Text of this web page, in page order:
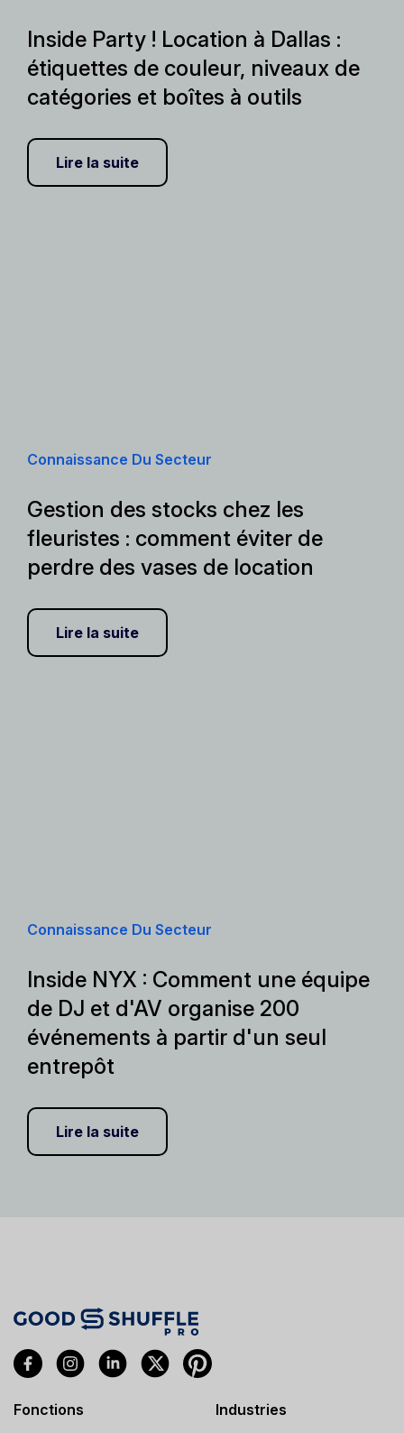
Inside Party ! Location à Dallas :
étiquettes de couleur, niveaux de
catégories et boîtes à outils
Lire la suite
Connaissance Du Secteur
Gestion des stocks chez les
fleuristes : comment éviter de
perdre des vases de location
Lire la suite
Connaissance Du Secteur
Inside NYX : Comment une équipe
de DJ et d'AV organise 200
événements à partir d'un seul
entrepôt
Lire la suite
Fonctions Industries